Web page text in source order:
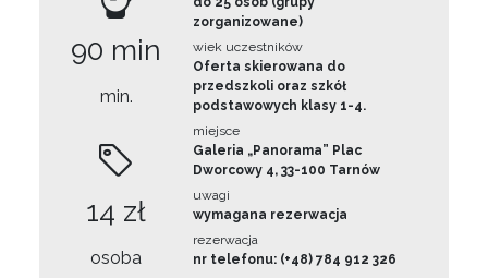
90 min
min.
14 zł
osoba
zorganizowane)
wiek uczestników
Oferta skierowana do
przedszkoli oraz szkół
podstawowych klasy 1-4.
miejsce
Galeria „Panorama” Plac
Dworcowy 4, 33-100 Tarnów
uwagi
wymagana rezerwacja
rezerwacja
nr telefonu: (+48) 784 912 326